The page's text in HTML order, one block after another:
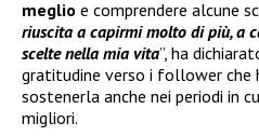
meglio e comprendere alcune
riuscita a capirmi molto di più, a
scelte nella mia vita”, ha
gratitudine verso i follower che
sostenerla anche nei periodi in
migliori.